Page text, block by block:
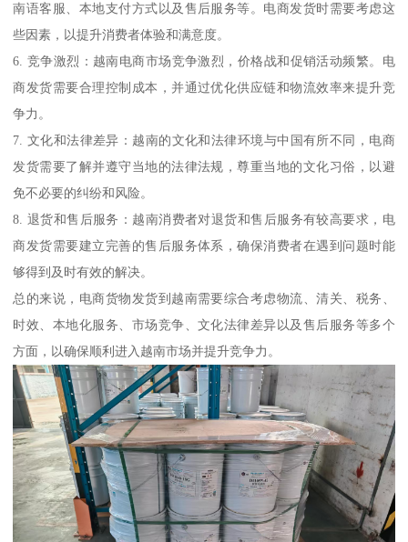
南语客服、本地支付方式以及售后服务等。电商发货时需要考虑这
些因素，以提升消费者体验和满意度。
6. 竞争激烈：越南电商市场竞争激烈，价格战和促销活动频繁。电
商发货需要合理控制成本，并通过优化供应链和物流效率来提升竞
争力。
7. 文化和法律差异：越南的文化和法律环境与中国有所不同，电商
发货需要了解并遵守当地的法律法规，尊重当地的文化习俗，以避
免不必要的纠纷和风险。
8. 退货和售后服务：越南消费者对退货和售后服务有较高要求，电
商发货需要建立完善的售后服务体系，确保消费者在遇到问题时能
够得到及时有效的解决。
总的来说，电商货物发货到越南需要综合考虑物流、清关、税务、
时效、本地化服务、市场竞争、文化法律差异以及售后服务等多个
方面，以确保顺利进入越南市场并提升竞争力。